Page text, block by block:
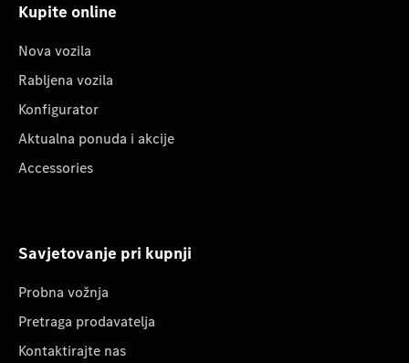
Kupite online
Nova vozila
Rabljena vozila
Konfigurator
Aktualna ponuda i akcije
Accessories
Savjetovanje pri kupnji
Probna vožnja
Pretraga prodavatelja
Kontaktirajte nas